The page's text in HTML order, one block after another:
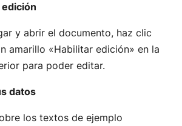
edición
y abrir el documento, haz clic
amarillo «Habilitar edición» en la
para poder editar.
datos
los textos de ejemplo